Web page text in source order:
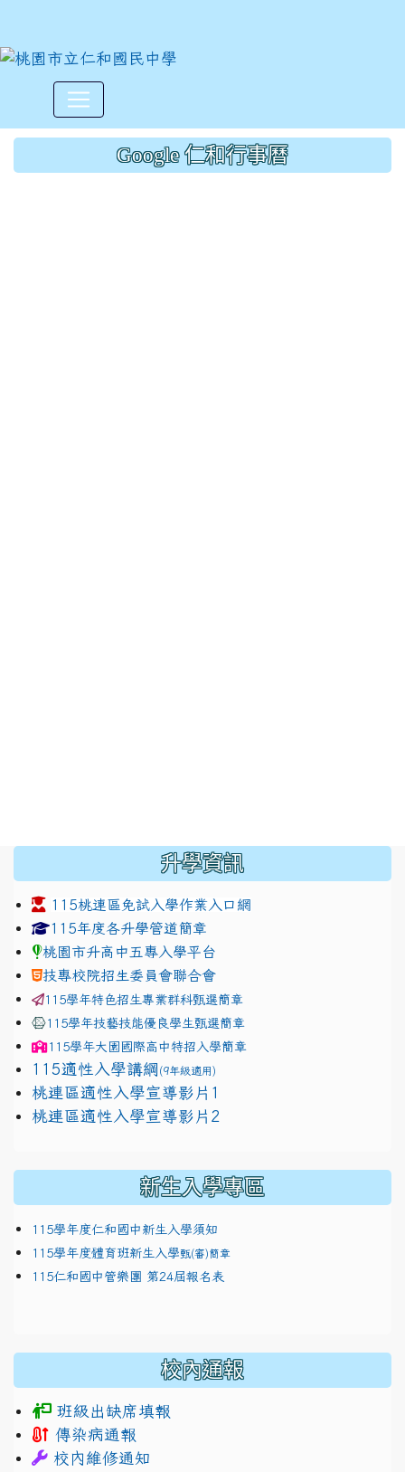
松晟更改3/14菜單:原泡菜寬
Google 仁和行事曆
升學資訊
115桃連區免試入學作業入口網
link to https://www.jhjhs.tyc.edu.tw/modules/
115年度各升學管道簡章
桃園市升高中五專入學平台
技專校院招生委員會聯合會
115學年特色招生專業群科甄選簡章
115學年技藝技能優良學生甄選簡章
115學年大園國際高中特招入學簡章
115適性入學講綱 (9年級適用)
link to https://docs.google.com/presentation/d/
桃連區適性入學宣導影片1
link to https://docs.google.com/presentation/d/
桃連區適性入學宣導影片2
新生入學專區
115學年度仁和國中新生入學須知
115學年度體育班新生入學甄(審)簡章
115仁和國中管樂團 第24屆報名表
校內通報
班級出缺席填報
傳染病通報
校內維修通知